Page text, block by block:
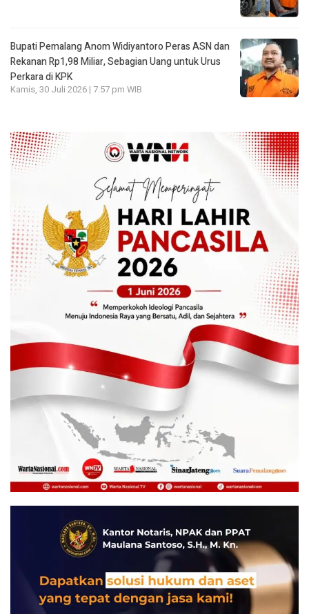
Bupati Pemalang Anom Widiyantoro Peras ASN dan
Rekanan Rp1,98 Miliar, Sebagian Uang untuk Urus
Perkara di KPK
Kamis, 30 Juli 2026 | 7:57 pm WIB